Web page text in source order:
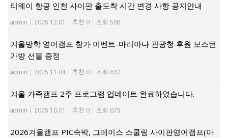
티웨이 항공 인천 사이판 출도착 시간 변경 사항 공지안내
admin 2025.12.01 추천 0 조회 568
겨울방학 영어캠프 참가 이벤트-마리아나 관광청 후원 보스턴
가방 선물 증정
admin 2025.11.04 추천 0 조회 632
겨울 가족캠프 2주 프로그램 업데이트 완료하였습니다.
admin 2025.10.01 추천 0 조회 679
2026겨울캠프 PIC숙박, 그레이스 스쿨링 사이판영어캠프(아